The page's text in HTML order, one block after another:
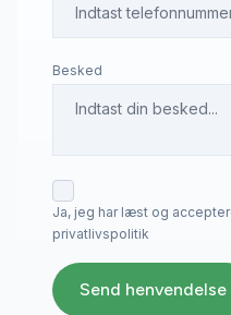
Besked
Ja, jeg har læst og
privatlivspolitik
Send henvendelse